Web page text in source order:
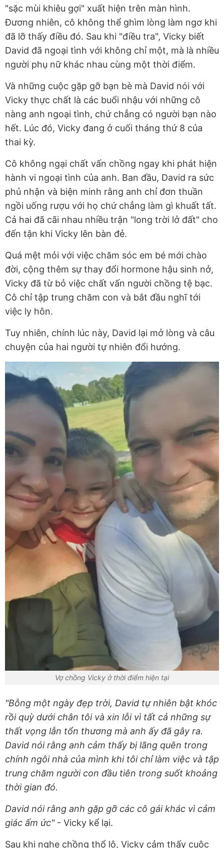
"sặc mùi khiêu gợi" xuất hiện trên màn hình.
Đương nhiên, cô không thể ghìm lòng làm ngơ khi
đã lỡ thấy điều đó. Sau khi "điều tra", Vicky biết
David đã ngoại tình với không chỉ một, mà là nhiều
người phụ nữ khác nhau cùng một thời điểm.
Và những cuộc gặp gỡ bạn bè mà David nói với
Vicky thực chất là các buổi nhậu với những cô
nàng anh ngoại tình, chứ chẳng có người bạn nào
hết. Lúc đó, Vicky đang ở cuối tháng thứ 8 của
thai kỳ.
Cô không ngại chất vấn chồng ngay khi phát hiện
hành vi ngoại tình của anh. Ban đầu, David ra sức
phủ nhận và biện minh rằng anh chỉ đơn thuần
ngồi uống rượu với họ chứ chẳng làm gì khuất tất.
Cả hai đã cãi nhau nhiều trận "long trời lở đất" cho
đến tận khi Vicky lên bàn đẻ.
Quá mệt mỏi với việc chăm sóc em bé mới chào
đời, cộng thêm sự thay đổi hormone hậu sinh nở,
Vicky đã từ bỏ việc chất vấn người chồng tệ bạc.
Cô chỉ tập trung chăm con và bắt đầu nghĩ tới
việc ly hôn.
Tuy nhiên, chính lúc này, David lại mở lòng và câu
chuyện của hai người tự nhiên đổi hướng.
Vợ chồng Vicky ở thời điểm hiện tại
"Bỗng một ngày đẹp trời, David tự nhiên bật khóc
rồi quỳ dưới chân tôi và xin lỗi vì tất cả những sự
thất vọng lẫn tổn thương mà anh ấy đã gây ra.
David nói rằng anh cảm thấy bị lãng quên trong
chính ngôi nhà của mình khi tôi chỉ làm việc và tập
trung chăm người con đầu tiên trong suốt khoảng
thời gian đó.
David nói rằng anh gặp gỡ các cô gái khác vì cảm
giác ấm ức"- Vicky kể lại.
Sau khi nghe chồng thổ lộ, Vicky cảm thấy cuộc